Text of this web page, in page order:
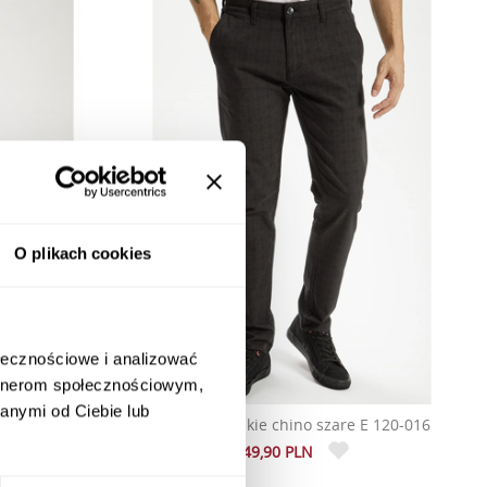
O plikach cookies
i analizować
społecznościowym,
od Ciebie lub
Super
Spodnie męskie chino szare E 120-016
249,90 PLN